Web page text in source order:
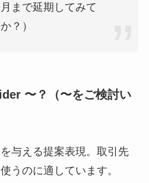
まで延期してみて
？）
〜？（〜をご検討い
与える提案表現。取引先
うのに適しています。